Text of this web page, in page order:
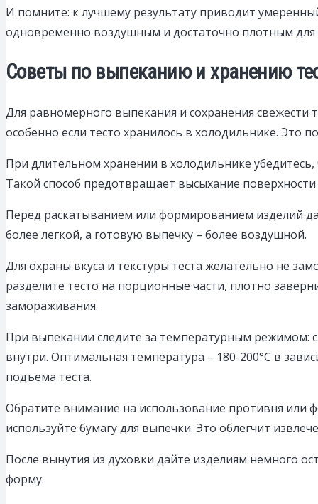
И помните: к лучшему результату приводит
одновременно воздушным и достаточно плотным
Советы по выпеканию и хранению
Для равномерного выпекания и сохранения свежести
особенно если тесто хранилось в холодильнике. Это
При длительном хранении в холодильнике
Такой способ предотвращает высыхание
Перед раскатыванием или формированием изделий
более легкой, а готовую выпечку – более воздушной.
Для охраны вкуса и текстуры теста желательно не
разделите тесто на порционные части, плотно
замораживания.
При выпекании следите за температурным режимом:
внутри. Оптимальная температура – 180-200°C в
подъема теста.
Обратите внимание на использование противня или
используйте бумагу для выпечки. Это облегчит
После вынутия из духовки дайте изделиям немного
форму.